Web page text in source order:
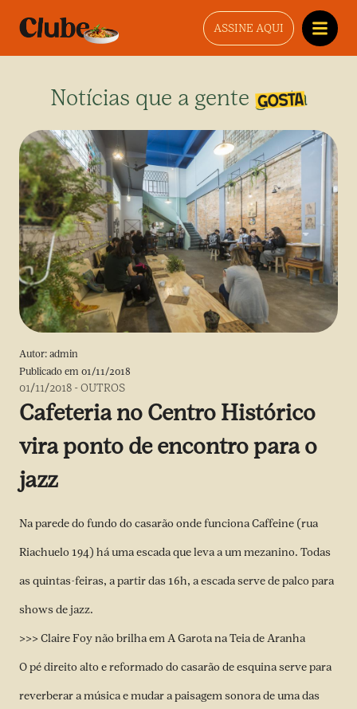
ASSINE AQUI
Notícias que a gente gosta
Autor: admin
Publicado em 01/11/2018
01/11/2018 -OUTROS
Cafeteria no Centro Histórico
vira ponto de encontro para o
jazz
Na parede do fundo do casarão onde funciona Caffeine (rua
Riachuelo 194) há uma escada que leva a um mezanino. Todas
as quintas-feiras, a partir das 16h, a escada serve de palco para
shows de jazz.
>>> Claire Foy não brilha em A Garota na Teia de Aranha
O pé direito alto e reformado do casarão de esquina serve para
reverberar a música e mudar a paisagem sonora de uma das